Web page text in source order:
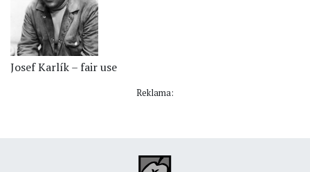
Josef Karlík – fair use
Reklama: